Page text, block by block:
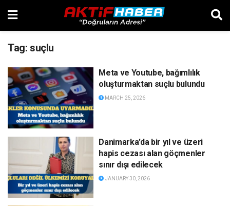
Tag: suçlu
Meta ve Youtube, bağımlılık
oluşturmaktan suçlu bulundu
MARCH 25, 2026
Danimarka’da bir yıl ve üzeri
hapis cezası alan göçmenler
sınır dışı edilecek
JANUARY 30, 2026